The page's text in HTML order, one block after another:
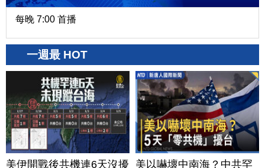
每晚 7:00 首播
一週最 HOT
美伊開戰後共機連6天沒擾
美以嚇壞中南海？中共罕